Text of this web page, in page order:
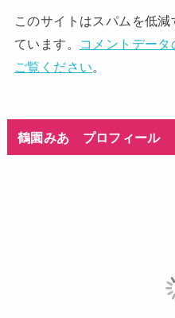
このサイトはスパムを低
ています。
コメントデー
ご覧ください。
鶴園みあ プロフィール